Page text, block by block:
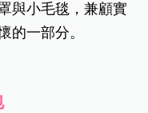
與小毛毯，兼顧實
的一部分。